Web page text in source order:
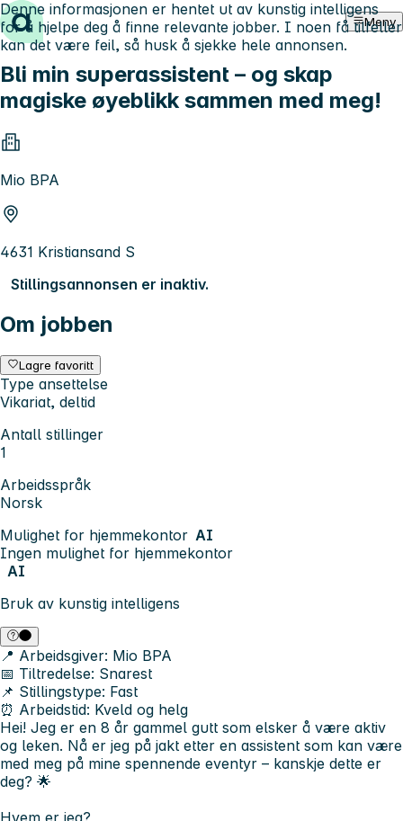
Hopp til innhold Meny
Bli min superassistent – og skap
magiske øyeblikk sammen med meg!
Mio BPA
4631 Kristiansand S
Stillingsannonsen er inaktiv.
Om jobben
Lagre favoritt
Type ansettelse
Vikariat, deltid
Antall stillinger
1
Arbeidsspråk
Norsk
Mulighet for hjemmekontor AI
Ingen mulighet for hjemmekontor
AI
Bruk av kunstig intelligens
Denne informasjonen er hentet ut av kunstig intelligens
for å hjelpe deg å finne relevante jobber. I noen få tilfeller
kan det være feil, så husk å sjekke hele annonsen.
📍 Arbeidsgiver: Mio BPA
📅 Tiltredelse: Snarest
📌 Stillingstype: Fast
⏰ Arbeidstid: Kveld og helg
Hei! Jeg er en 8 år gammel gutt som elsker å være aktiv
og leken. Nå er jeg på jakt etter en assistent som kan være
med meg på mine spennende eventyr – kanskje dette er
deg? 🌟